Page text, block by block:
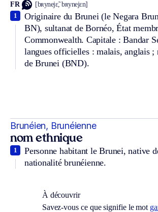
FR [bʀynejɛ̃, bʀynejɛn]
Originaire du Brunei (le Negara
BN), sultanat de Bornéo, État
Commonwealth. Capitale : Bandar
langues officielles : malais, anglais ;
de Brunei (BND).
1
Brunéien, Brunéienne
nom ethnique
Personne habitant le Brunei, native
nationalité brunéienne.
1
À découvrir
Savez-vous ce que signifie le mot